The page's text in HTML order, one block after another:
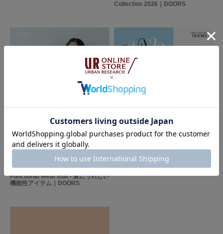
Collection 2026｜DOORS
Functional Wear Edit - 夏にうれしい
機能性アイテム｜DOORS
DOORS KIDS 2026 SS Playful